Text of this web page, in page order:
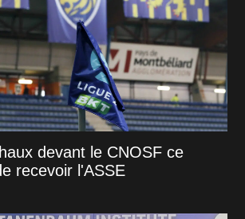
devant le CNOSF ce
recevoir l'ASSE